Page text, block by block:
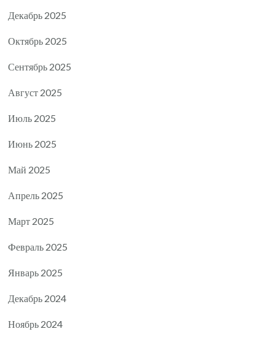
Декабрь 2025
Октябрь 2025
Сентябрь 2025
Август 2025
Июль 2025
Июнь 2025
Май 2025
Апрель 2025
Март 2025
Февраль 2025
Январь 2025
Декабрь 2024
Ноябрь 2024